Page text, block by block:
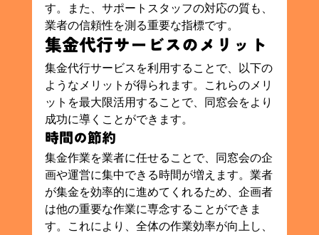
す。また、サポートスタッフの対応の質も、
業者の信頼性を測る重要な指標です。
集金代行サービスのメリット
集金代行サービスを利用することで、以下の
ようなメリットが得られます。これらのメリ
ットを最大限活用することで、同窓会をより
成功に導くことができます。
時間の節約
集金作業を業者に任せることで、同窓会の企
画や運営に集中できる時間が増えます。業者
が集金を効率的に進めてくれるため、企画者
は他の重要な作業に専念することができま
す。これにより、全体の作業効率が向上し、